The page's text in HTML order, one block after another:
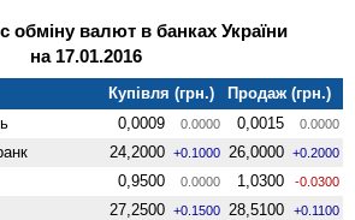
обміну валют в банках України
на 17.01.2016
Купівля (грн.)
Продаж (грн.)
0,0009 0.0000 0,0015 0.0000
24,2000 +0.1000 26,0000 +0.2000
0,9500 0.0000 1,0300 -0.0300
27,2500 +0.1500 28,5100 +0.1100